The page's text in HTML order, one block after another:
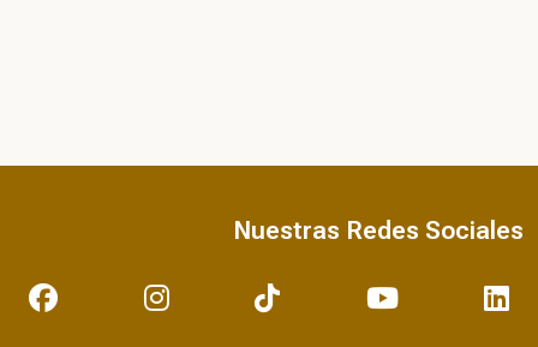
Nuestras Redes Sociales